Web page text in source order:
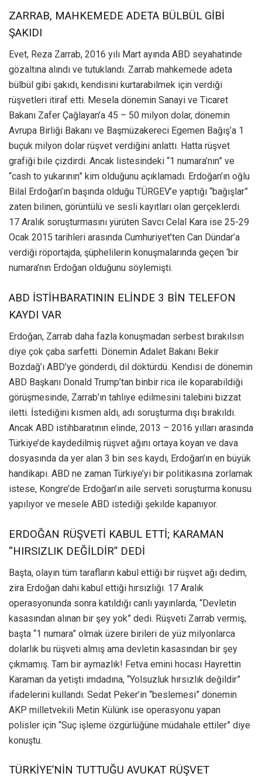
ZARRAB, MAHKEMEDE ADETA BÜLBÜL GİBİ
ŞAKIDI
Evet, Reza Zarrab, 2016 yılı Mart ayında ABD seyahatinde
gözaltına alındı ve tutuklandı. Zarrab mahkemede adeta
bülbül gibi şakıdı, kendisini kurtarabilmek için verdiği
rüşvetleri itiraf etti. Mesela dönemin Sanayi ve Ticaret
Bakanı Zafer Çağlayan’a 45 – 50 milyon dolar, dönemin
Avrupa Birliği Bakanı ve Başmüzakereci Egemen Bağış’a 1
buçuk milyon dolar rüşvet verdiğini anlattı. Hatta rüşvet
grafiği bile çizdirdi. Ancak listesindeki “1 numara’nın” ve
“cash to yukarının” kim olduğunu açıklamadı. Erdoğan’ın oğlu
Bilal Erdoğan’ın başında olduğu TÜRGEV’e yaptığı “bağışlar”
zaten bilinen, görüntülü ve sesli kayıtları olan gerçeklerdi.
17 Aralık soruşturmasını yürüten Savcı Celal Kara ise 25-29
Ocak 2015 tarihleri arasında Cumhuriyet’ten Can Dündar’a
verdiği röportajda, şüphelilerin konuşmalarında geçen ‘bir
numara’nın Erdoğan olduğunu söylemişti.
ABD İSTİHBARATININ ELİNDE 3 BİN TELEFON
KAYDI VAR
Erdoğan, Zarrab daha fazla konuşmadan serbest bırakılsın
diye çok çaba sarfetti. Dönemin Adalet Bakanı Bekir
Bozdağ’ı ABD’ye gönderdi, dil döktürdü. Kendisi de dönemin
ABD Başkanı Donald Trump’tan binbir rica ile koparabildiği
görüşmesinde, Zarrab’ın tahliye edilmesini talebini bizzat
iletti. İstediğini kısmen aldı, adı soruşturma dışı bırakıldı.
Ancak ABD istihbaratının elinde, 2013 – 2016 yılları arasında
Türkiye’de kaydedilmiş rüşvet ağını ortaya koyan ve dava
dosyasında da yer alan 3 bin ses kaydı, Erdoğan’ın en büyük
handikapı. ABD ne zaman Türkiye’yi bir politikasına zorlamak
istese, Kongre’de Erdoğan’ın aile serveti soruşturma konusu
yapılıyor ve mesele ABD istediği şekilde kapanıyor.
ERDOĞAN RÜŞVETİ KABUL ETTİ; KARAMAN
“HIRSIZLIK DEĞİLDİR” DEDİ
Başta, olayın tüm tarafların kabul ettiği bir rüşvet ağı dedim,
zira Erdoğan dahi kabul ettiği hırsızlığı. 17 Aralık
operasyonunda sonra katıldığı canlı yayınlarda, “Devletin
kasasından alınan bir şey yok” dedi. Rüşveti Zarrab vermiş,
başta “1 numara” olmak üzere birileri de yüz milyonlarca
dolarlık bu rüşveti almış ama devletin kasasından bir şey
çıkmamış. Tam bir aymazlık! Fetva emini hocası Hayrettin
Karaman da yetişti imdadına, “Yolsuzluk hırsızlık değildir”
ifadelerini kullandı. Sedat Peker’in “beslemesi” dönemin
AKP milletvekili Metin Külünk ise operasyonu yapan
polisler için “Suç işleme özgürlüğüne müdahale ettiler” diye
konuştu.
TÜRKİYE’NİN TUTTUĞU AVUKAT RÜŞVET